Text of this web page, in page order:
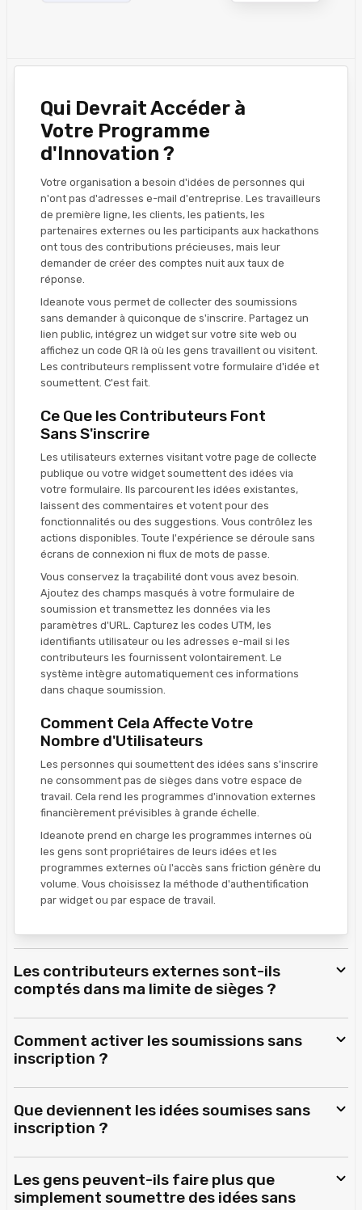
Qui Devrait Accéder à
Votre Programme
d'Innovation ?
Votre organisation a besoin d'idées de personnes qui
n'ont pas d'adresses e-mail d'entreprise. Les travailleurs
de première ligne, les clients, les patients, les
partenaires externes ou les participants aux hackathons
ont tous des contributions précieuses, mais leur
demander de créer des comptes nuit aux taux de
réponse.
Ideanote vous permet de collecter des soumissions
sans demander à quiconque de s'inscrire. Partagez un
lien public, intégrez un widget sur votre site web ou
affichez un code QR là où les gens travaillent ou visitent.
Les contributeurs remplissent votre formulaire d'idée et
soumettent. C'est fait.
Ce Que les Contributeurs Font
Sans S'inscrire
Les utilisateurs externes visitant votre page de collecte
publique ou votre widget soumettent des idées via
votre formulaire. Ils parcourent les idées existantes,
laissent des commentaires et votent pour des
fonctionnalités ou des suggestions. Vous contrôlez les
actions disponibles. Toute l'expérience se déroule sans
écrans de connexion ni flux de mots de passe.
Vous conservez la traçabilité dont vous avez besoin.
Ajoutez des champs masqués à votre formulaire de
soumission et transmettez les données via les
paramètres d'URL. Capturez les codes UTM, les
identifiants utilisateur ou les adresses e-mail si les
contributeurs les fournissent volontairement. Le
système intègre automatiquement ces informations
dans chaque soumission.
Comment Cela Affecte Votre
Nombre d'Utilisateurs
Les personnes qui soumettent des idées sans s'inscrire
ne consomment pas de sièges dans votre espace de
travail. Cela rend les programmes d'innovation externes
financièrement prévisibles à grande échelle.
Ideanote prend en charge les programmes internes où
les gens sont propriétaires de leurs idées et les
programmes externes où l'accès sans friction génère du
volume. Vous choisissez la méthode d'authentification
par widget ou par espace de travail.
Les contributeurs externes sont-ils
comptés dans ma limite de sièges ?
Comment activer les soumissions sans
inscription ?
Que deviennent les idées soumises sans
inscription ?
Les gens peuvent-ils faire plus que
simplement soumettre des idées sans